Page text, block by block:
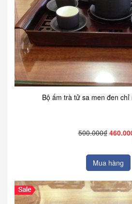
Bộ ấm trà tử sa men đen chỉ
500.000₫
Mua hàng